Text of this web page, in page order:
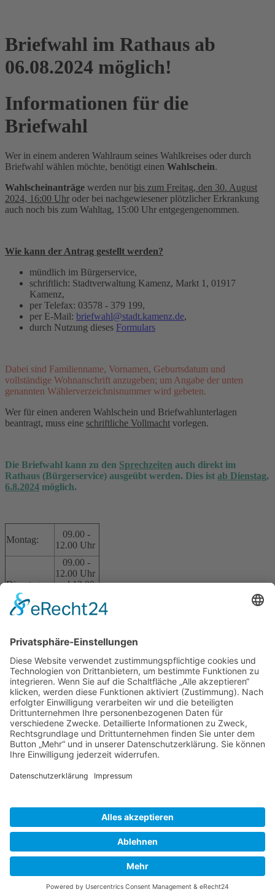
Briefwahl im Rathaus ab
06.08.2024 möglich!
Informationen für die
Briefwahl
Wer in einem anderen Wahlraum seines Wahlkreises oder durch
Briefwahl wählen möchte, benötigt einen Wahlschein.
Wahlscheinanträge werden nur bis zum Freitag, den 30. August
2024, 16:00 Uhr oder bei nachgewiesener plötzlicher Erkrankung
auch noch bis zum Wahltag, 15:00 Uhr entgegengenommen.
Wie kann der Antrag gestellt werden?
mündlich im Bürgerservice,
schriftlich: Stadtverwaltung Kamenz, Markt 1, 01917
Kamenz,
per Telefax: 03578 - 379 199,
per E-Mail: briefwahl@stadt.kamenz.de,
durch Nutzung dieses Formulars
Dabei sind Familienname, Vornamen, Geburtsdatum und
vollständige Wohnanschrift anzugeben; um Angabe der unten
genannten Wählerverzeichnisnummer wird gebeten.
Wer für einen anderen Wahlschein und Briefwahlunterlagen
beantragt, muss eine schriftliche Vollmacht vorlegen.
Die Briefwahl kann zu den Sprechzeiten auch direkt im
Rathaus (Bürgerservice) ausgeübt werden. Dies ist ab Dienstag,
6.8.2024 möglich.
Montag:
09.00 -
12.00 Uhr
Dienstag:
09.00 -
12.00 Uhr
und 13.00
Uhr
Donnerstag:und 13.00
Uhr
Freitag:
09.00 -
12.00 Uhr
Zurück
»facebook.com/kamenz.news »facebook.com/rathaus.kamenz
»facebook.com/Kamenz.Tourismus
»instagramm.com/kamenz_tourismus
»Kontakt
»Elektronische Kommunikation
»Datenschutz